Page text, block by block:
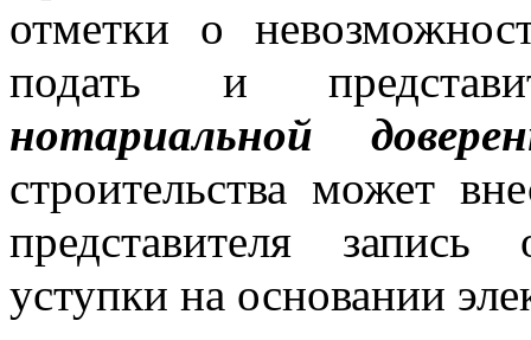
отметки о
подать и
нотариальной
строительства может
представителя
уступки на основании